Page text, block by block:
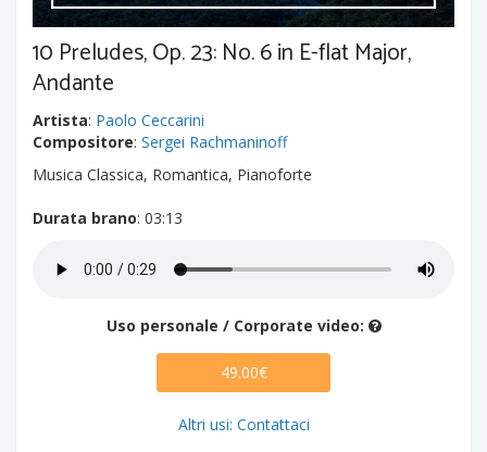
10 Preludes, Op. 23: No. 6 in E-flat Major,
Andante
Artista: Paolo Ceccarini
Compositore: Sergei Rachmaninoff
Musica Classica, Romantica, Pianoforte
Durata brano: 03:13
Uso personale / Corporate video:
49.00€
Altri usi: Contattaci